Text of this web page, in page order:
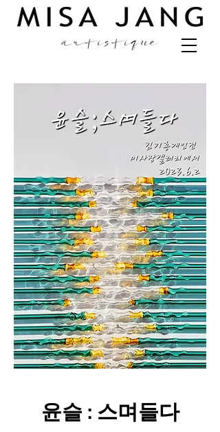
​윤슬 : 스며들다